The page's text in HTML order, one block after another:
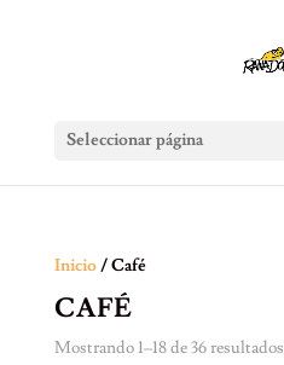
Seleccionar página
Inicio/ Café
CAFÉ
Mostrando 1–18 de 36 resultados